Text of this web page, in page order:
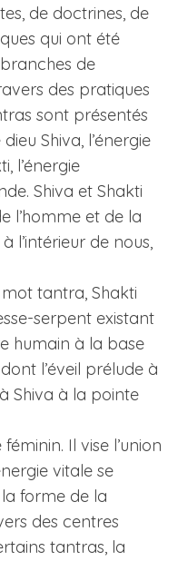
de doctrines, de
qui ont été
de
des pratiques
sont présentés
Shiva, l’énergie
l’énergie
Shiva et Shakti
l’homme et de la
l’intérieur de nous,
tantra, Shakti
serpent existant
humain à la base
l’éveil prélude à
Shiva à la pointe
Il vise l’union
vitale se
forme de la
des centres
tantras, la